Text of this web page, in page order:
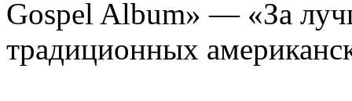
Gospel Album» — «За
традиционных